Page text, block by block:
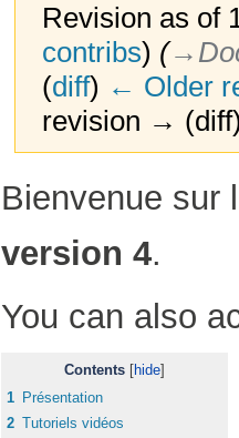
Revision as of
contribs) (
(diff) ← Older
revision →
Jump
to
Jump
to
Bienvenue sur
version 4.
You can also
Contents
1 Présentation
2 Tutoriels vidéos